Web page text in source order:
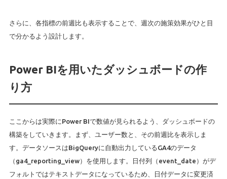
さらに、各指標の前週比も表示することで、週次の施策効果がひと目
で分かるよう設計します。
Power BIを用いたダッシュボードの作
り方
ここからは実際にPower BIで数値が見られるよう、ダッシュボードの
構築をしていきます。まず、ユーザー数と、その前週比を表示しま
す。データソースはBigQueryに自動出力しているGA4のデータ
（ga4_reporting_view）を使用します。日付列（event_date）がデ
フォルトではテキストデータになっているため、日付データに変更済